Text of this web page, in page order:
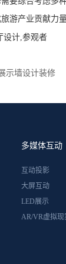
游产业贡献力量
设计,参观者
示墙设计装修
多媒体互动
互动投影
大屏互动
LED展示
AR/VR虚拟现